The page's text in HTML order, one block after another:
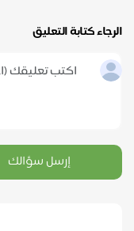
الرجاء كتابة التعليق
إرسل سؤالك